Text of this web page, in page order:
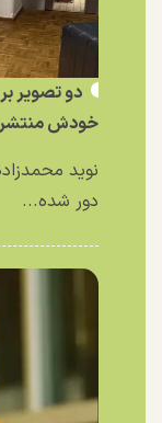
دو تصویر
خودش
نوید
دور شده...